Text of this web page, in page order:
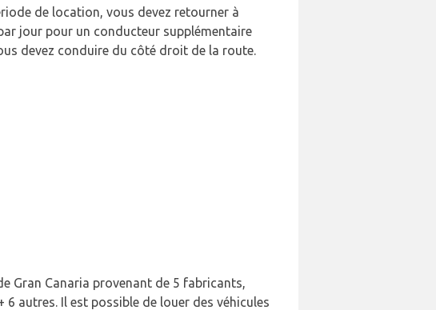
de location, vous devez retourner à
jour pour un conducteur supplémentaire
devez conduire du côté droit de la route.
Gran Canaria provenant de 5 fabricants,
autres. Il est possible de louer des véhicules